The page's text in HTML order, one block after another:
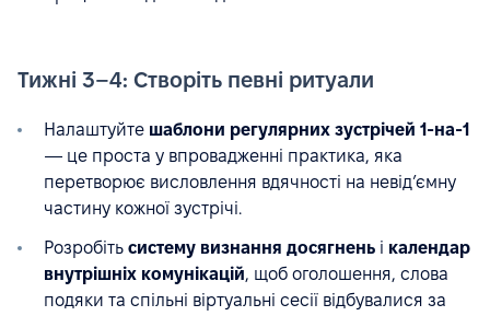
Тижні 3–4: Створіть певні ритуали
Налаштуйте шаблони регулярних зустрічей 1-на-1
— це проста у впровадженні практика, яка
перетворює висловлення вдячності на невід’ємну
частину кожної зустрічі.
Розробіть систему визнання досягнень і календар
внутрішніх комунікацій, щоб оголошення, слова
подяки та спільні віртуальні сесії відбувалися за